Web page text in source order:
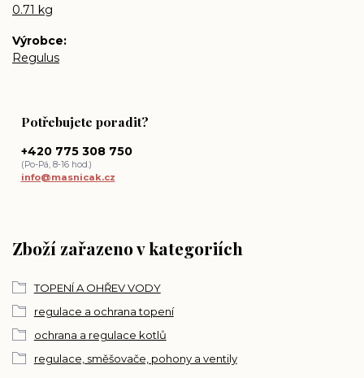
0.71 kg
Výrobce
Regulus
Zboží zařazeno v kategoriích
TOPENÍ A OHŘEV VODY
regulace a ochrana topení
ochrana a regulace kotlů
regulace, směšovače, pohony a ventily
Potřebujete poradit?
+420 775 308 750
(Po-Pá, 8-16 hod.)
info@masnicak.cz